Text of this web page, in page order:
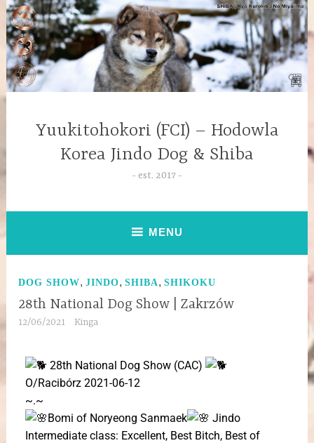
Yuukitohokori (FCI) – Hodowla
Korea Jindo Dog & Shiba
est. 2017
MENU
DOG SHOW,JINDO,SHIBA ,SHIKOKU
28th National Dog Show | Zakrzów
12/06/2021 Kinga
28th National Dog Show (CAC)
O/Racibórz 2021-06-12
~.~
Bomi of Noryeong Sanmaek
Jindo
Intermediate class: Excellent, Best Bitch, Best of